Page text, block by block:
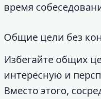
время
Общие цели без
Избегайте общих
интересную и
Вместо этого,